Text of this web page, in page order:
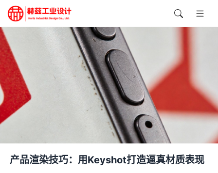
产品渲染技巧：用Keyshot打造逼真材质表现